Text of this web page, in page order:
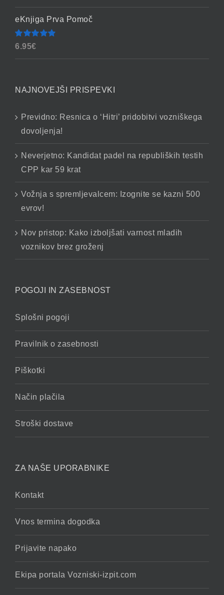
eKnjiga Prva Pomoč
Ocenjeno
6.95€
NAJNOVEJŠI PRISPEVKI
Previdno: Resnica o ‘Hitri’ pridobitvi vozniškega
dovoljenja!
Neverjetno: Kandidat padel na republiških testih
CPP kar 59 krat
Vožnja s spremljevalcem: Izognite se kazni 500
evrov!
Nov pristop: Kako izboljšati varnost mladih
voznikov brez groženj
POGOJI IN ZASEBNOST
Splošni pogoji
Pravilnik o zasebnosti
Piškotki
Način plačila
Stroški dostave
ZA NAŠE UPORABNIKE
Kontakt
Vnos termina dogodka
Prijavite napako
Ekipa portala Vozniski-izpit.com